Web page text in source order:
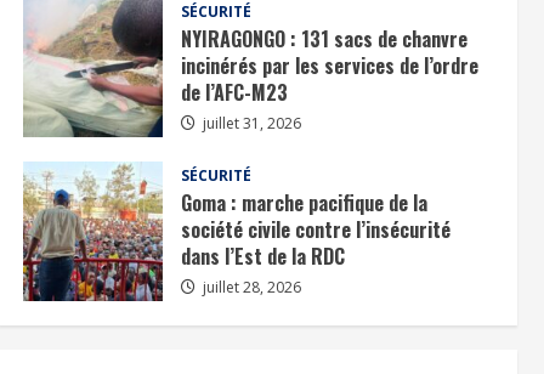
2026 : à l’ISC-Goma, l’AFC-
vivre-ensemble et s’engage
SÉCURITÉ
NYIRAGONGO : 131 sacs de chanvre
incinérés par les services de l’ordre
de l’AFC-M23
juillet 31, 2026
SÉCURITÉ
Goma : marche pacifique de la
société civile contre l’insécurité
dans l’Est de la RDC
juillet 28, 2026